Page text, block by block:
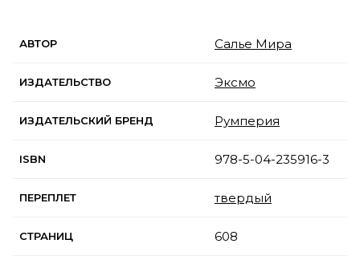
АВТОР Салье Мира
ИЗДАТЕЛЬСТВО Эксмо
ИЗДАТЕЛЬСКИЙ БРЕНД Румперия
ISBN 978-5-04-235916-3
ПЕРЕПЛЕТ твердый
СТРАНИЦ 608